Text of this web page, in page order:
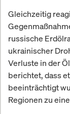
Gleichzeitig
russische
ukrainischer
Verluste in der
berichtet, dass
beeinträchtigt
Regionen zu